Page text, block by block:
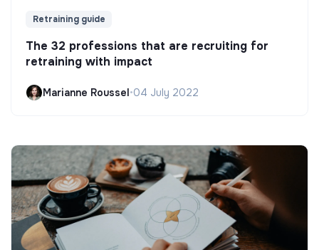
Retraining guide
The 32 professions that are recruiting for
retraining with impact
Marianne Roussel•04 July 2022